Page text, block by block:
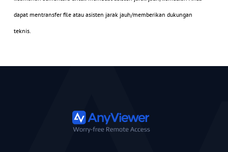
dapat mentransfer file atau asisten jarak jauh/memberikan dukungan
teknis.